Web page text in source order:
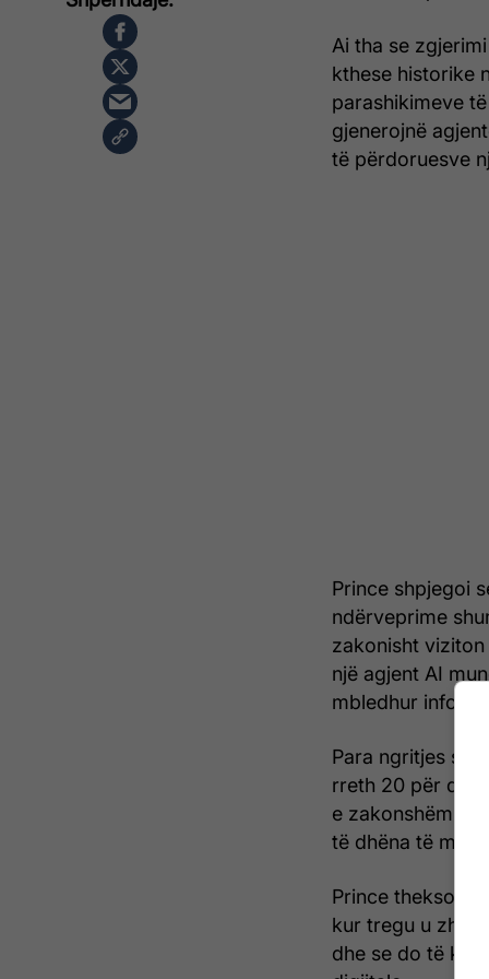
Ai tha se
kthese historike
parashikimeve
gjenerojnë
të përdoruesve
Prince shpjegoi
ndërveprime
zakonisht
një agjent AI
mbledhur
Para ngritjes së
rreth 20 për
e zakonshëm të
të dhëna të
Prince theksoi
kur tregu u
dhe se do të